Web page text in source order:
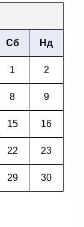
Сб Нд
1 2
8 9
15 16
22 23
29 30